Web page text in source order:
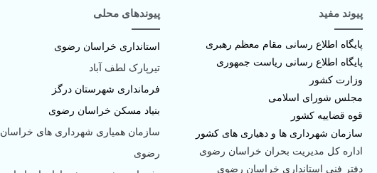
پیوند مفید
پایگاه اطلاع رسانی مقام معظم رهبری
پایگاه اطلاع رسانی ریاست جمهوری
وزارت کشور
مجلس شورای اسلامی
قوه قضاییه کشور
سازمان شهرداری ها و دهیاری های کشور
اداره کل مدیریت بحران خراسان رضوی
دفتر فنی استانداری خراسان رضوی
پیوندهای محلی
استانداری خراسان رضوی
تیرپارک لطف آباد
فرمانداری شهرستان درگز
بنیاد مسکن خراسان رضوی
سازمان همیاری شهرداری های خراسان
رضوی